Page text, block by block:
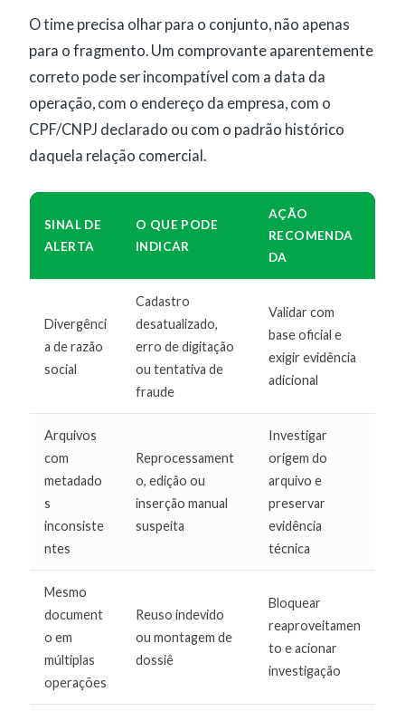
O time precisa olhar para o conjunto, não apenas
para o fragmento. Um comprovante aparentemente
correto pode ser incompatível com a data da
operação, com o endereço da empresa, com o
CPF/CNPJ declarado ou com o padrão histórico
daquela relação comercial.
SINAL DE
ALERTA
O QUE PODE
INDICAR
AÇÃO
RECOMENDA
DA
Divergênci
a de razão
social
Cadastro
desatualizado,
erro de digitação
ou tentativa de
fraude
Validar com
base oficial e
exigir evidência
adicional
Arquivos
com
metadado
s
inconsiste
ntes
Reprocessament
o, edição ou
inserção manual
suspeita
Investigar
origem do
arquivo e
preservar
evidência
técnica
Mesmo
document
o em
múltiplas
operações
Reuso indevido
ou montagem de
dossiê
Bloquear
reaproveitamen
to e acionar
investigação